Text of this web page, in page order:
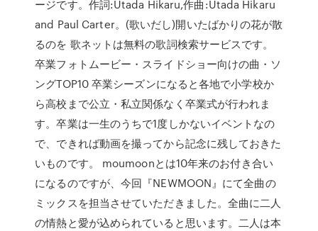
ージです。作詞:Utada Hikaru,作曲:Utada Hikaru
and Paul Carter。(歌いだし)開いたばかりの花が散
るのを 歌ネットは無料の歌詞検索サービスです。
卒業フォトムービー・スライドショー向けの曲・ソ
ングTOP10 卒業シーズンになると各地で小学校か
ら高校まで公立・私立関係なく卒業式が行われま
す。卒業は一生のうちで1度しかないイベントなの
で、できれば動画を撮ってから記念に残しておきた
いものです。 moumoonとは10年来のお付き合い
になるのですが、今回『NEWMOON』にて全曲の
ミックスを担当させていただきました。全曲に二人
の情熱と愛が込められていると思います。二人は本